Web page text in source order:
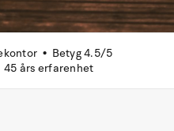
Betyg 4.5/5
45 års erfarenhet